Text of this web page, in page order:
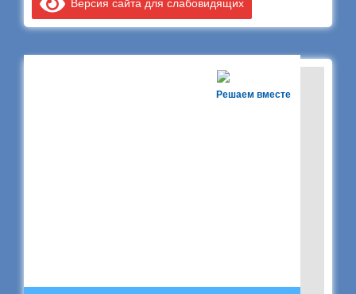
Решаем вместе